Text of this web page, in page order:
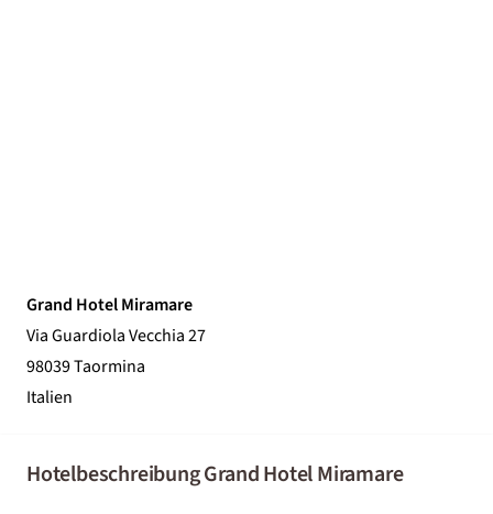
Grand Hotel Miramare
Via Guardiola Vecchia 27
98039 Taormina
Italien
Hotelbeschreibung Grand Hotel Miramare